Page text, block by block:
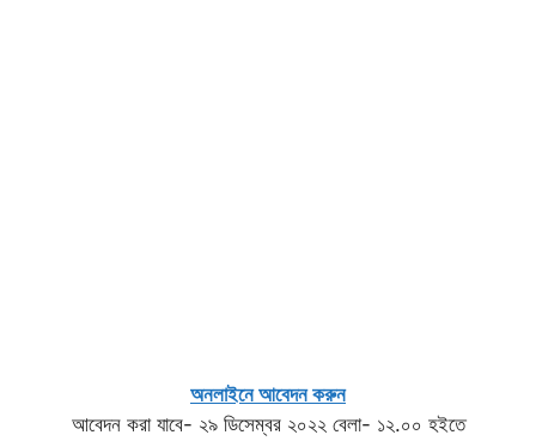
অনলাইনে আবেদন করুন
আবেদন করা যাবে- ২৯ ডিসেম্বর ২০২২ বেলা- ১২.০০ হইতে